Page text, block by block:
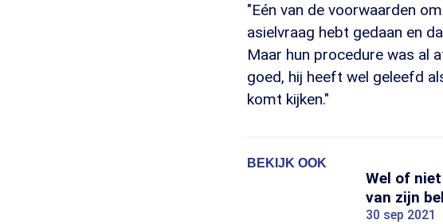
"Eén van de voorwaarden
asielvraag hebt gedaan en
Maar hun procedure was al
goed, hij heeft wel geleefd
komt kijken."
BEKIJK OOK
Wel of
van zijn
30 sep 2021